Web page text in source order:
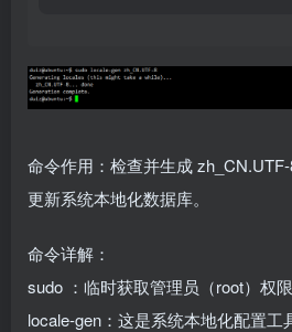
命令作用：检查并生成
更新系统本地化数据库。
命令详解：
sudo ：临时获取管理员（root）权限
locale-gen：这是系统本地化配置工